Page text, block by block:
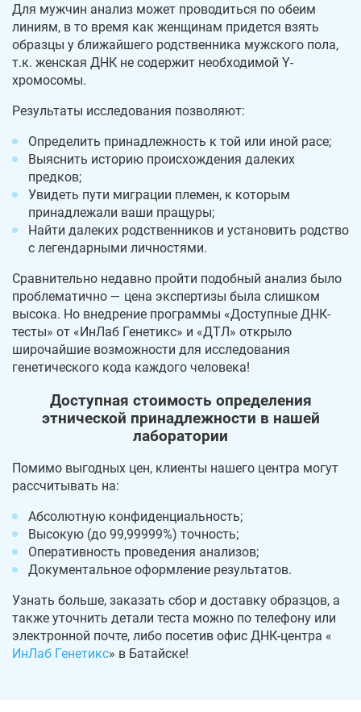
Для мужчин анализ может проводиться по обеим
линиям, в то время как женщинам придется взять
образцы у ближайшего родственника мужского пола,
т.к. женская ДНК не содержит необходимой Y-
хромосомы.
Результаты исследования позволяют:
Определить принадлежность к той или иной расе;
Выяснить историю происхождения далеких
предков;
Увидеть пути миграции племен, к которым
принадлежали ваши пращуры;
Найти далеких родственников и установить родство
с легендарными личностями.
Сравнительно недавно пройти подобный анализ было
проблематично — цена экспертизы была слишком
высока. Но внедрение программы «Доступные ДНК-
тесты» от «ИнЛаб Генетикс» и «ДТЛ» открыло
широчайшие возможности для исследования
генетического кода каждого человека!
Доступная стоимость определения
этнической принадлежности в нашей
лаборатории
Помимо выгодных цен, клиенты нашего центра могут
рассчитывать на:
Абсолютную конфиденциальность;
Высокую (до 99,99999%) точность;
Оперативность проведения анализов;
Документальное оформление результатов.
Узнать больше, заказать сбор и доставку образцов, а
также уточнить детали теста можно по телефону или
электронной почте, либо посетив офис ДНК-центра «
ИнЛаб Генетикс» в Батайске!